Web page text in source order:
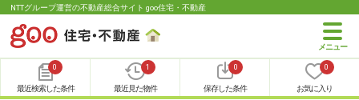
NTTグループ運営の不動産総合サイト goo住宅・不動産
0
最近検索した条件
1
最近見た物件
0
保存した条件
0
お気に入り